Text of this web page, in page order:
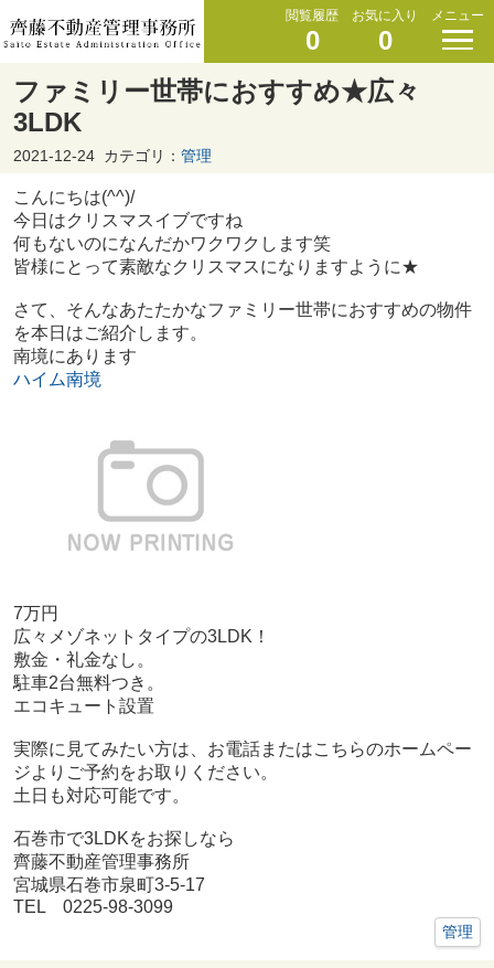
閲覧履歴
0
お気に入り
0
メニュー
ファミリー世帯におすすめ★広々
3LDK
2021-12-24 カテゴリ： 管理
こんにちは(^^)/
今日はクリスマスイブですね
何もないのになんだかワクワクします笑
皆様にとって素敵なクリスマスになりますように★
さて、そんなあたたかなファミリー世帯におすすめの物件
を本日はご紹介します。
南境にあります
ハイム南境
7万円
広々メゾネットタイプの3LDK！
敷金・礼金なし。
駐車2台無料つき。
エコキュート設置
実際に見てみたい方は、お電話またはこちらのホームペー
ジよりご予約をお取りください。
土日も対応可能です。
石巻市で3LDKをお探しなら
齊藤不動産管理事務所
宮城県石巻市泉町3-5-17
TEL 0225-98-3099
管理